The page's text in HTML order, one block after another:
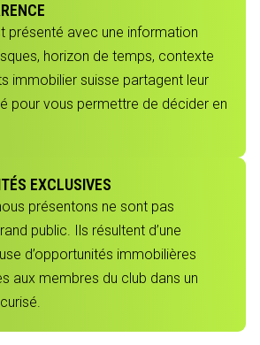
présenté avec une information
horizon de temps, contexte
immobilier suisse partagent leur
pour vous permettre de décider en
EXCLUSIVES
présentons ne sont pas
public. Ils résultent d’une
d’opportunités immobilières
aux membres du club dans un